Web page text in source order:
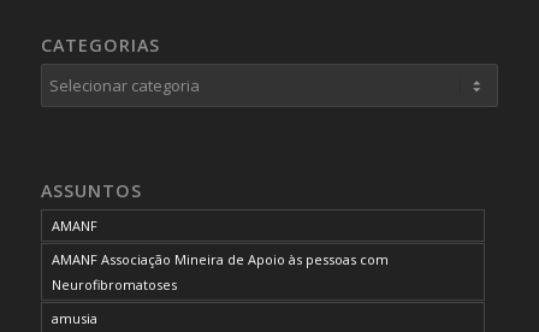
CATEGORIAS
Categorias
ASSUNTOS
AMANF
AMANF Associação Mineira de Apoio às pessoas com
Neurofibromatoses
amusia